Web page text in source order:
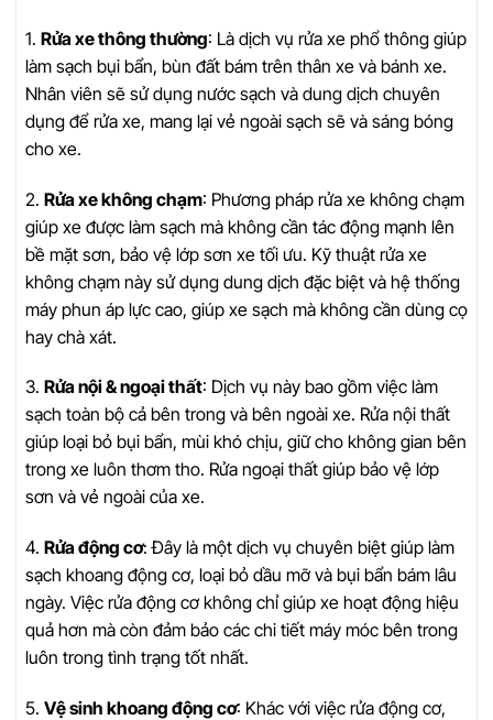
1. Rửa xe thông thường: Là dịch vụ rửa xe phổ thông giúp
làm sạch bụi bẩn, bùn đất bám trên thân xe và bánh xe.
Nhân viên sẽ sử dụng nước sạch và dung dịch chuyên
dụng để rửa xe, mang lại vẻ ngoài sạch sẽ và sáng bóng
cho xe.
2. Rửa xe không chạm: Phương pháp rửa xe không chạm
giúp xe được làm sạch mà không cần tác động mạnh lên
bề mặt sơn, bảo vệ lớp sơn xe tối ưu. Kỹ thuật rửa xe
không chạm này sử dụng dung dịch đặc biệt và hệ thống
máy phun áp lực cao, giúp xe sạch mà không cần dùng cọ
hay chà xát.
3. Rửa nội & ngoại thất: Dịch vụ này bao gồm việc làm
sạch toàn bộ cả bên trong và bên ngoài xe. Rửa nội thất
giúp loại bỏ bụi bẩn, mùi khó chịu, giữ cho không gian bên
trong xe luôn thơm tho. Rửa ngoại thất giúp bảo vệ lớp
sơn và vẻ ngoài của xe.
4. Rửa động cơ: Đây là một dịch vụ chuyên biệt giúp làm
sạch khoang động cơ, loại bỏ dầu mỡ và bụi bẩn bám lâu
ngày. Việc rửa động cơ không chỉ giúp xe hoạt động hiệu
quả hơn mà còn đảm bảo các chi tiết máy móc bên trong
luôn trong tình trạng tốt nhất.
5. Vệ sinh khoang động cơ: Khác với việc rửa động cơ,